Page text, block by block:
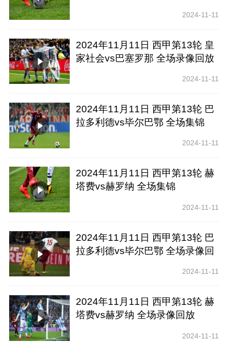
2024-11-11
2024年11月11日 西甲第13轮 皇
家社会vs巴塞罗那 全场录像回放
2024-11-11
2024年11月11日 西甲第13轮 巴
拉多利德vs毕尔巴鄂 全场集锦
2024-11-11
2024年11月11日 西甲第13轮 赫
塔费vs赫罗纳 全场集锦
2024-11-11
2024年11月11日 西甲第13轮 巴
拉多利德vs毕尔巴鄂 全场录像回
2024-11-11
2024年11月11日 西甲第13轮 赫
塔费vs赫罗纳 全场录像回放
2024-11-11